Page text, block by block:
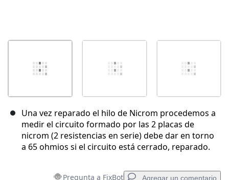
Una vez reparado el hilo de Nicrom procedemos a
medir el circuito formado por las 2 placas de
nicrom (2 resistencias en serie) debe dar en torno
a 65 ohmios si el circuito está cerrado, reparado.
Pregunta a FixBot Agregar un comentario